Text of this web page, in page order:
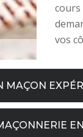
cours
vos
MAÇON